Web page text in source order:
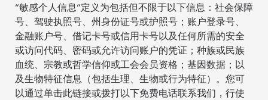
“敏感个人信息”定义为包括但不限于以下信息：社会保障
号、驾驶执照号、州身份证号或护照号；账户登录号、
金融账户号、借记卡号或信用卡号以及任何所需的安全
或访问代码、密码或允许访问账户的凭证；种族或民族
血统、宗教或哲学信仰或工会会员资格；基因数据；以
及生物特征信息（包括生理、生物或行为特征）。您可
以通过单击此链接或拨打以下免费电话联系我们，行使